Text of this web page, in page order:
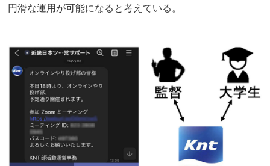
円滑な運用が可能になると考えている。